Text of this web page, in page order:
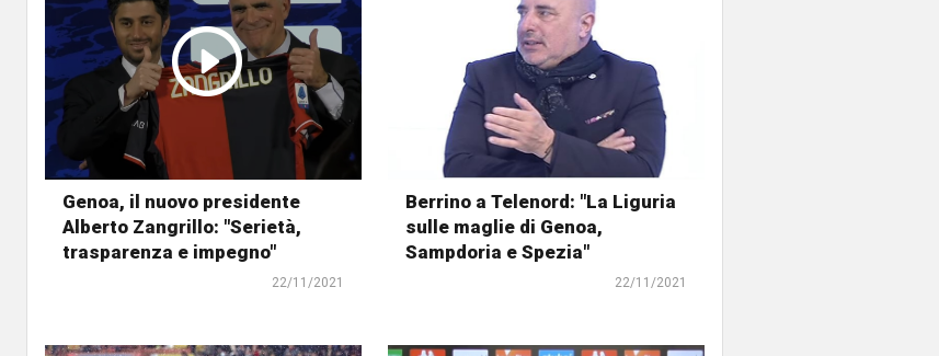
Genoa, il nuovo presidente
Alberto Zangrillo: "Serietà,
trasparenza e impegno"
22/11/2021
Berrino a Telenord: "La Liguria
sulle maglie di Genoa,
Sampdoria e Spezia"
22/11/2021